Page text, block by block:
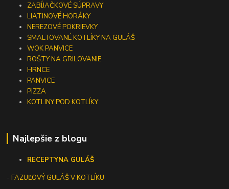
ZABÍJAČKOVÉ SÚPRAVY
LIATINOVÉ HORÁKY
NEREZOVÉ POKRIEVKY
SMALTOVANÉ KOTLÍKY NA GULÁŠ
WOK PANVICE
ROŠTY NA GRILOVANIE
HRNCE
PANVICE
PIZZA
KOTLINY POD KOTLÍKY
Najlepšie z blogu
RECEPTYNA GULÁŠ
-FAZUĽOVÝ GULÁŠ V KOTLÍKU